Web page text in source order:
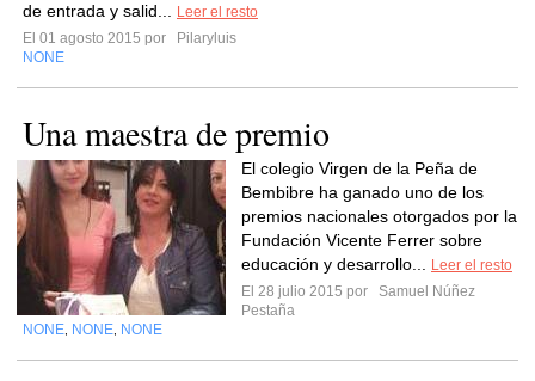
de entrada y salid...
Leer el resto
El 01 agosto 2015 por
Pilaryluis
NONE
Una maestra de premio
El colegio Virgen de la Peña de
Bembibre ha ganado uno de los
premios nacionales otorgados por la
Fundación Vicente Ferrer sobre
educación y desarrollo...
Leer el resto
El 28 julio 2015 por
Samuel Núñez
Pestaña
NONE NONE NONE